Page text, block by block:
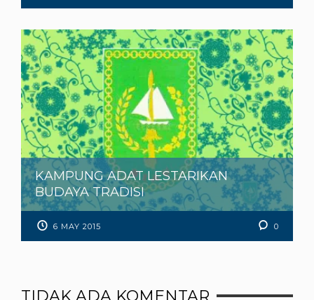
KAMPUNG ADAT LESTARIKAN
BUDAYA TRADISI
6 MAY 2015 0
TIDAK ADA KOMENTAR